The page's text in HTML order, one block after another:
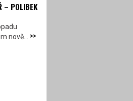
– POLIBEK
nově... >>